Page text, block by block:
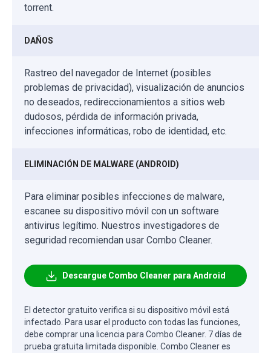
torrent.
DAÑOS
Rastreo del navegador de Internet (posibles
problemas de privacidad), visualización de anuncios
no deseados, redireccionamientos a sitios web
dudosos, pérdida de información privada,
infecciones informáticas, robo de identidad, etc.
ELIMINACIÓN DE MALWARE (ANDROID)
Para eliminar posibles infecciones de malware,
escanee su dispositivo móvil con un software
antivirus legítimo. Nuestros investigadores de
seguridad recomiendan usar Combo Cleaner.
Descargue Combo Cleaner para Android
El detector gratuito verifica si su dispositivo móvil está
infectado. Para usar el producto con todas las funciones,
debe comprar una licencia para Combo Cleaner. 7 días de
prueba gratuita limitada disponible. Combo Cleaner es